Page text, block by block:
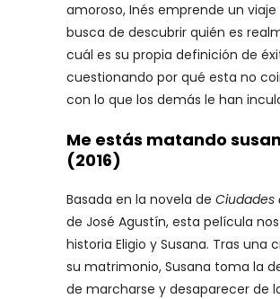
amoroso, Inés emprende un viaje
busca de descubrir quién es
cuál es su propia definición de
cuestionando por qué esta no
con lo que los demás le han
Me estás matando
(2016)
Basada en la novela de Ciudades
de José Agustín, esta película
historia Eligio y Susana. Tras una
su matrimonio, Susana toma la
de marcharse y desaparecer de